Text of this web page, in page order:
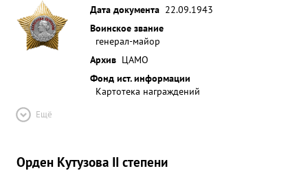
Дата документа 22.09.1943
Воинское звание
генерал-майор
Архив ЦАМО
Фонд ист. информации
Картотека награждений
Ещё
Орден Кутузова II степени